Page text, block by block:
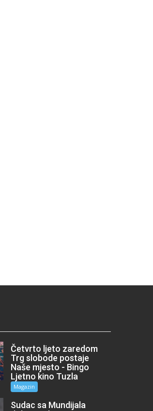
Četvrto ljeto zaredom
Trg slobode postaje
Naše mjesto - Bingo
Ljetno kino Tuzla
Magazin
Sudac sa Mundijala